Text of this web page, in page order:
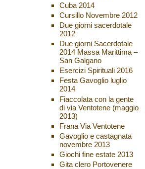
Cuba 2014
Cursillo Novembre 2012
Due giorni sacerdotale
2012
Due giorni Sacerdotale
2014 Massa Marittima –
San Galgano
Esercizi Spirituali 2016
Festa Gavoglio luglio
2014
Fiaccolata con la gente
di via Ventotene (maggio
2013)
Frana Via Ventotene
Gavoglio e castagnata
novembre 2013
Giochi fine estate 2013
Gita clero Portovenere